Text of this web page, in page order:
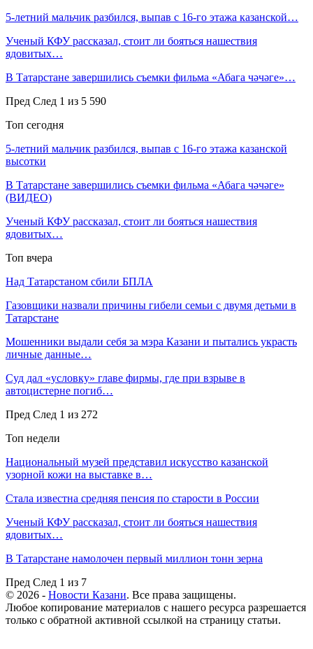
5-летний мальчик разбился, выпав с 16-го этажа казанской…
Ученый КФУ рассказал, стоит ли бояться нашествия
ядовитых…
В Татарстане завершились съемки фильма «Абага чәчәге»…
Пред След 1 из 5 590
Топ сегодня
5-летний мальчик разбился, выпав с 16-го этажа казанской
высотки
В Татарстане завершились съемки фильма «Абага чәчәге»
(ВИДЕО)
Ученый КФУ рассказал, стоит ли бояться нашествия
ядовитых…
Топ вчера
Над Татарстаном сбили БПЛА
Газовщики назвали причины гибели семьи с двумя детьми в
Татарстане
Мошенники выдали себя за мэра Казани и пытались украсть
личные данные…
Суд дал «условку» главе фирмы, где при взрыве в
автоцистерне погиб…
Пред След 1 из 272
Топ недели
Национальный музей представил искусство казанской
узорной кожи на выставке в…
Стала известна средняя пенсия по старости в России
Ученый КФУ рассказал, стоит ли бояться нашествия
ядовитых…
В Татарстане намолочен первый миллион тонн зерна
Пред След 1 из 7
© 2026 - Новости Казани. Все права защищены.
Любое копирование материалов с нашего ресурса разрешается
только с обратной активной ссылкой на страницу статьи.